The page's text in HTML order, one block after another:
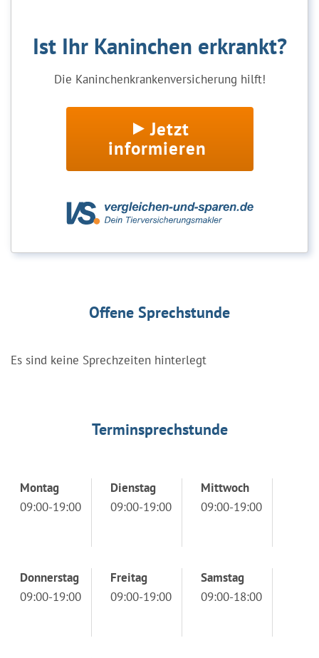
Ist Ihr Kaninchen erkrankt?
Die Kaninchenkrankenversicherung hilft!
Jetzt
informieren
Offene Sprechstunde
Es sind keine Sprechzeiten hinterlegt
Terminsprechstunde
Montag
09:00-19:00
Dienstag
09:00-19:00
Mittwoch
09:00-19:00
Donnerstag
09:00-19:00
Freitag
09:00-19:00
Samstag
09:00-18:00